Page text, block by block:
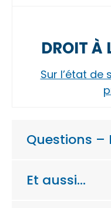
DROIT À
Sur l’état de
Questions –
Et aussi…